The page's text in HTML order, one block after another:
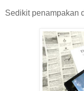
Sedikit penampakan